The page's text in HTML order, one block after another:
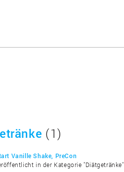
(1)
Vanille Shake, PreCon
in der Kategorie "Diätgetränke"